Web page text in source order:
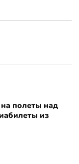
полеты над
из